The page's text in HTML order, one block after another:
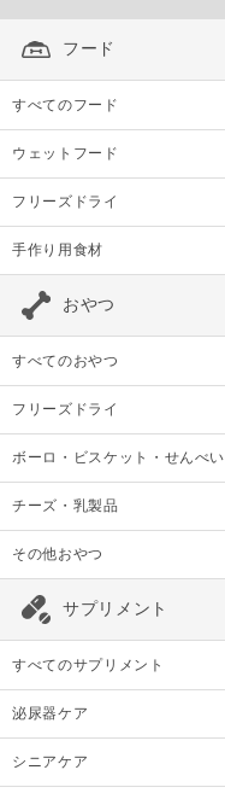
フード
すべてのフード
ウェットフード
フリーズドライ
手作り用食材
おやつ
すべてのおやつ
フリーズドライ
ボーロ・ビスケット・せんべい
チーズ・乳製品
その他おやつ
サプリメント
すべてのサプリメント
泌尿器ケア
シニアケア